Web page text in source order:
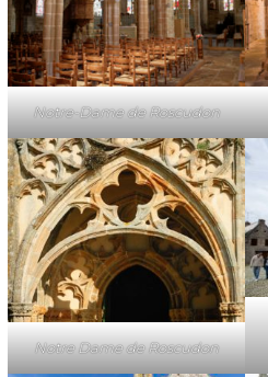
Notre-Dame de Roscudon
Notre Dame de Roscudon